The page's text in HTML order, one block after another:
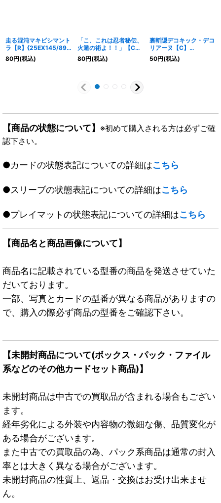
走る混沌マキビシマント
ラ【R】{25EX145/89}
《闇》
80円(税込)
「こ、これは忍者秘伝、
火遁の術よ！！」【C】
{25EX181/89}《闇》
80円(税込)
裏斬隠デコキック・デコ
リアーヌ【C】
{25EX173/89}《光》
50円(税込)
【商品の状態について】 ※初めて購入される方は必ずご確
認下さい。
●カードの状態表記についての詳細はこちら
●スリーブの状態表記についての詳細はこちら
●プレイマットの状態表記についての詳細はこちら
【商品名と商品画像について】
商品名に記載されている型番の商品を発送させていた
だいております。
一部、写真とカードの型番が異なる商品がありますの
で、購入の際必ず商品の型番をご確認下さい。
【未開封商品について(ボックス・パック・ファイル
系などのその他カードセット商品)】
未開封商品は中古での買取品が含まれる場合もござい
ます。
経年劣化による外装や内容物の微細な傷、品質変化が
ある場合がございます。
また中古での買取品の為、パック系商品は通常の封入
率とは大きく異なる場合がございます。
未開封商品の性質上、返品・交換はお受け出来ませ
ん。